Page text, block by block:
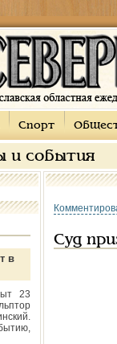
Спорт
и события
в
23
Суд